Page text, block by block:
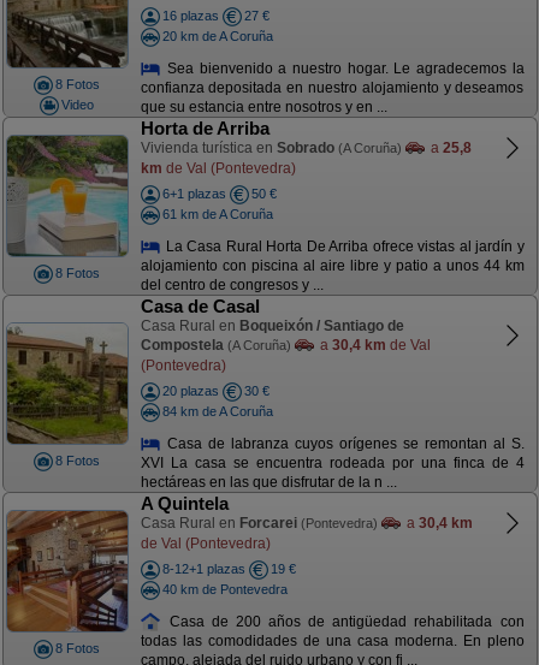
8 Fotos
Video
16 plazas
27 €
20 km de A Coruña
Sea bienvenido a nuestro hogar. Le agradecemos la
confianza depositada en nuestro alojamiento y deseamos
que su estancia entre nosotros y en ...
8 Fotos
Horta de Arriba
Vivienda turística en Sobrado (A Coruña) a 25,8
km de Val (Pontevedra)
6+1 plazas
50 €
61 km de A Coruña
La Casa Rural Horta De Arriba ofrece vistas al jardín y
alojamiento con piscina al aire libre y patio a unos 44 km
del centro de congresos y ...
8 Fotos
Casa de Casal
Casa Rural en Boqueixón / Santiago de
Compostela (A Coruña) a 30,4 km de Val
(Pontevedra)
20 plazas
30 €
84 km de A Coruña
Casa de labranza cuyos orígenes se remontan al S.
XVI La casa se encuentra rodeada por una finca de 4
hectáreas en las que disfrutar de la n ...
8 Fotos
A Quintela
Casa Rural en Forcarei (Pontevedra) a 30,4 km
de Val (Pontevedra)
8-12+1 plazas
19 €
40 km de Pontevedra
Casa de 200 años de antigüedad rehabilitada con
todas las comodidades de una casa moderna. En pleno
campo, alejada del ruido urbano y con fi ...